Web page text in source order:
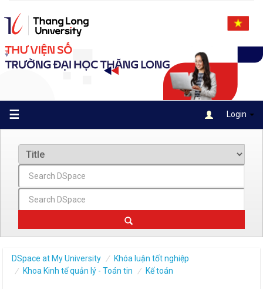
navigation
☰ Login
DSpace at My University
Khóa luận tốt nghiệp
Khoa Kinh tế quản lý - Toán tin
Kế toán